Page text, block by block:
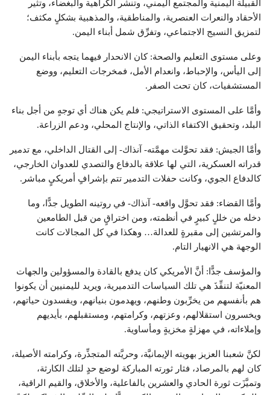
القبيلة اليمنية والمجتمع اليمني، وتنشر الكراهية والبغضاء، وتثير
الأحقاد والنعرات العنصرية، والمناطقية، والمذهبية بشكلٍ مكثف؛
لتمزيق النسيج الاجتماعي، وتفرِّق شمل أبناء اليمن.
وعلى مستوى التعليم والصحة: كان الانحدار فيهما يتجه بأبناء اليمن
إلى اليأس، والإحباط، وانعدام الأمل، فمخرجات التعليم، ووضع
المستشفيات، كان تحت الصفر.
وأمَّا على المستوى الاستراتيجي: فلم يكن هناك أي توجهٍ من أجل بناء
البلد، وتحقيق الاكتفاء الذاتي، والإنتاج المحلي، ودعم الزراعة.
وأمَّا الجيش: فقد تحوَّلت مهمَّته- آنذاك- إلى القتال الداخلي، مع تدمير
قدراته العسكرية، التي لها علاقة بالدفاع والتصدي للعدوان الخارجي،
كالدفاع الجوي، وكانت حفلات التدمير تتم بإشرافٍ أمريكيٍ مباشر.
وأمَّا القضاء: فقد تحوَّل واقعه- آنذاك- في روتينه الطويل جدًّا، وما
دخله من خللٍ كبيرٍ في أنظمته، ومن اختراقٍ من قبل الطامعين
والمرتشين إلى مقبرةٍ للعدالة… وهكذا في كل المجالات كانت
الوجهة هي الانهيار التام.
والمؤسف جدًّا: أنَّ الأمريكي كان يدفع بالقادة والمسؤولين والجهات
المعنيّة لتنفِّذَ هي تلك السياسات التدميرية، ويريد لليمنيين أن يكونوا
هم بأنفسهم من يخرِّبون وطنهم، ويهدمون بنيانهم، ويفسدون حياتهم،
ويخسرون استقلالهم، وعزتهم، وكرامتهم، ومستقبلهم، بأيديهم
وإملاءاته، في مهزلةٍ مخزيةٍ ومأساوية.
لكنَّ شعبنا العزيز بهويته الإيمانيَّة، وحريَّته المتجذِّرة، وكرامته الأصيلة،
كان لهم بالمرصاد، فثار ثورته المباركة لوضع حدٍ لتلك الكارثة،
وتميَّزَت ثورة الحادي والعشرين بالفاعلية، والأخلاق، والقيم الراقية،